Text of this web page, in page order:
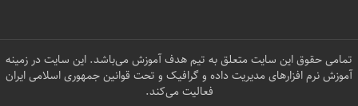
تمامی حقوق این سایت متعلق به تیم هدف آموزش می‌باشد. این سایت در زمینه
آموزش نرم افزارهای مدیریت داده و گرافیک و تحت قوانین جمهوری اسلامی ایران
فعالیت می‌کند.